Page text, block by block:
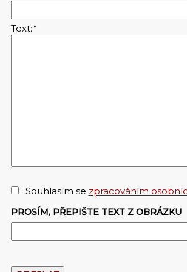
Text:*
Souhlasím se zpracováním
PROSÍM, PŘEPIŠTE TEXT Z OBRÁZKU